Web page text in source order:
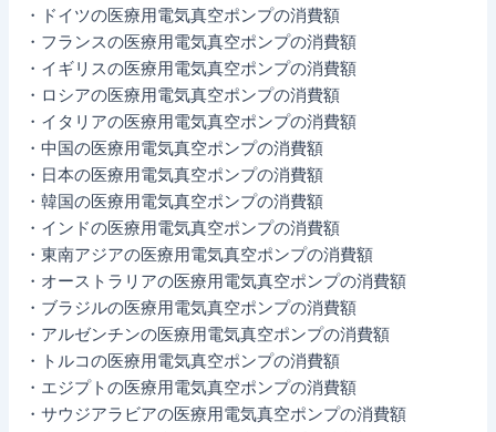
・ドイツの医療用電気真空ポンプの消費額
・フランスの医療用電気真空ポンプの消費額
・イギリスの医療用電気真空ポンプの消費額
・ロシアの医療用電気真空ポンプの消費額
・イタリアの医療用電気真空ポンプの消費額
・中国の医療用電気真空ポンプの消費額
・日本の医療用電気真空ポンプの消費額
・韓国の医療用電気真空ポンプの消費額
・インドの医療用電気真空ポンプの消費額
・東南アジアの医療用電気真空ポンプの消費額
・オーストラリアの医療用電気真空ポンプの消費額
・ブラジルの医療用電気真空ポンプの消費額
・アルゼンチンの医療用電気真空ポンプの消費額
・トルコの医療用電気真空ポンプの消費額
・エジプトの医療用電気真空ポンプの消費額
・サウジアラビアの医療用電気真空ポンプの消費額